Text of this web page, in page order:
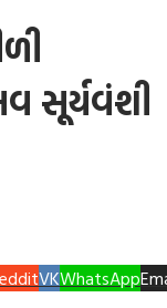
સૂર્યવંશી
VKWhatsApp